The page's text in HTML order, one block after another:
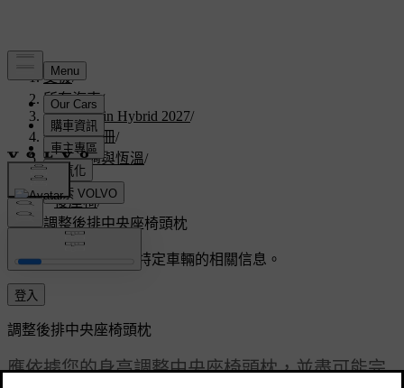
支援/
所有汽車/
V60 Plug-in Hybrid 2027/
使用者手冊/
內部舒適與恆溫/
座椅/
後座椅/
調整後排中央座椅頭枕
客製化支援 獲取與您特定車輛的相關信息。
登入
調整後排中央座椅頭枕
應依據您的身高調整中央座椅頭枕，並盡可能完